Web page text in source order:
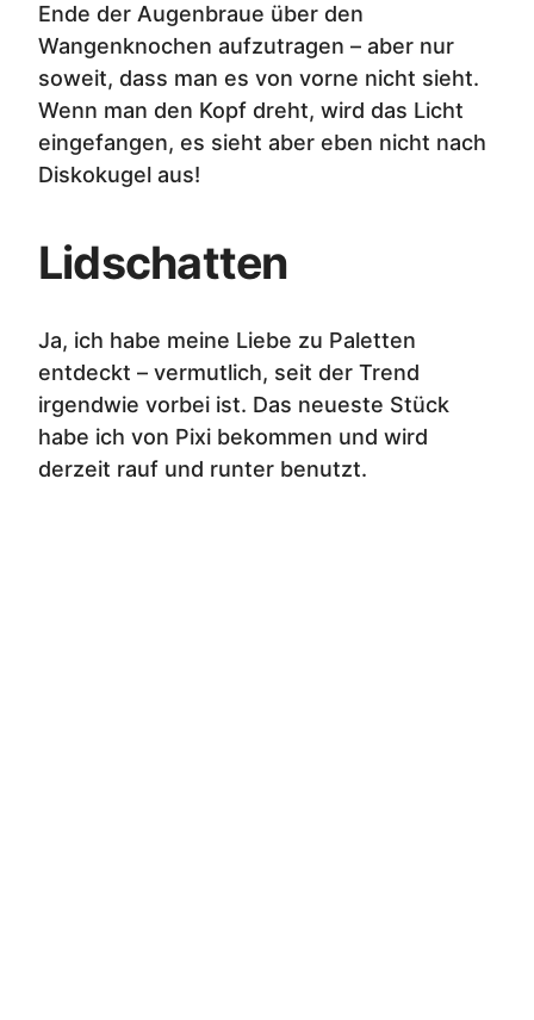
Ende der Augenbraue über den
Wangenknochen aufzutragen – aber nur
soweit, dass man es von vorne nicht sieht.
Wenn man den Kopf dreht, wird das Licht
eingefangen, es sieht aber eben nicht nach
Diskokugel aus!
Lidschatten
Ja, ich habe meine Liebe zu Paletten
entdeckt – vermutlich, seit der Trend
irgendwie vorbei ist. Das neueste Stück
habe ich von Pixi bekommen und wird
derzeit rauf und runter benutzt.